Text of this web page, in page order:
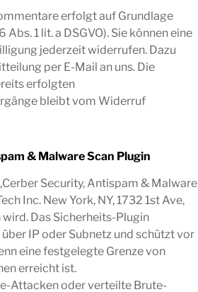
erfolgt auf Grundlage
Abs. 1 lit. a DSGVO). Sie können eine
jederzeit widerrufen. Dazu
per E-Mail an uns. Die
erfolgten
bleibt vom Widerruf
& Malware Scan Plugin
Security, Antispam & Malware
Inc. New York, NY, 1732 1st Ave,
Das Sicherheits-Plugin
IP oder Subnetz und schützt vor
eine festgelegte Grenze von
erreicht ist.
Attacken oder verteilte Brute-